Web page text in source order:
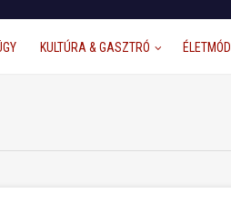
KULTÚRA & GASZTRÓ ÉLETMÓD